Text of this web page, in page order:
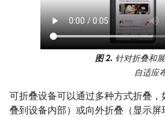
图 2. 针对折叠和
自适应
可折叠设备可以通过多种方式折叠
叠到设备内部）或向外折叠（显示